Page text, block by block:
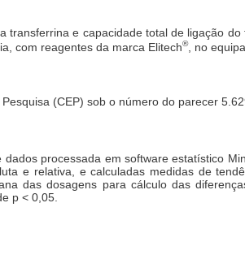
transferrina e capacidade total de ligação
com reagentes da marca Elitech®, no
(CEP) sob o número do parecer
processada em software estatístico
e relativa, e calculadas medidas de
das dosagens para cálculo das
p < 0,05.